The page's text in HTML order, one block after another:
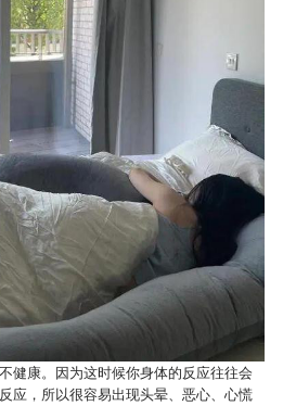
健康。因为这时候你身体的反应往往会
应，所以很容易出现头晕、恶心、心慌